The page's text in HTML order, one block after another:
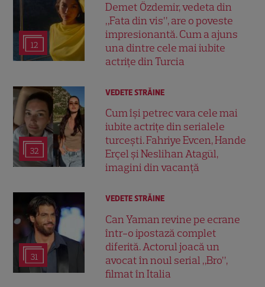
12
Demet Özdemir, vedeta din
„Fata din vis”, are o poveste
impresionantă. Cum a ajuns
una dintre cele mai iubite
actrițe din Turcia
32
VEDETE STRĂINE
Cum își petrec vara cele mai
iubite actrițe din serialele
turcești. Fahriye Evcen, Hande
Erçel și Neslihan Atagül,
imagini din vacanță
31
VEDETE STRĂINE
Can Yaman revine pe ecrane
într-o ipostază complet
diferită. Actorul joacă un
avocat în noul serial „Bro”,
filmat în Italia